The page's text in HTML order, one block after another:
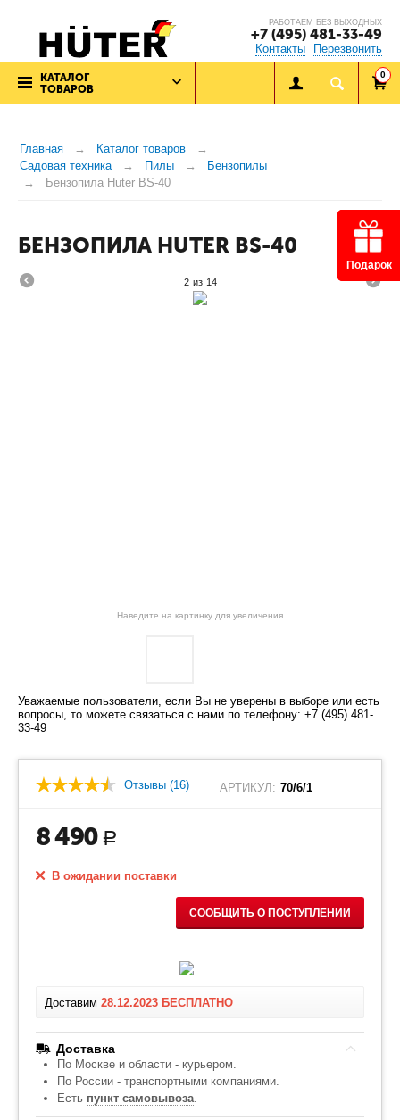
Подарок
РАБОТАЕМ БЕЗ ВЫХОДНЫХ
+7 (495) 481-33-49
Контакты Перезвонить
КАТАЛОГ
ТОВАРОВ
0
Главная
Каталог товаров
Садовая техника
Пилы
Бензопилы
Бензопила Huter BS-40
БЕНЗОПИЛА HUTER BS-40
2 из 14
Наведите на картинку для увеличения
Уважаемые пользователи, если Вы не уверены в выборе или есть
вопросы, то можете связаться с нами по телефону: +7 (495) 481-
33-49
Отзывы (16) АРТИКУЛ: 70/6/1
8 490 Р
В ожидании поставки
СООБЩИТЬ О ПОСТУПЛЕНИИ
Доставим 28.12.2023 БЕСПЛАТНО
Доставка
По Москве и области - курьером.
По России - транспортными компаниями.
Есть пункт самовывоза.